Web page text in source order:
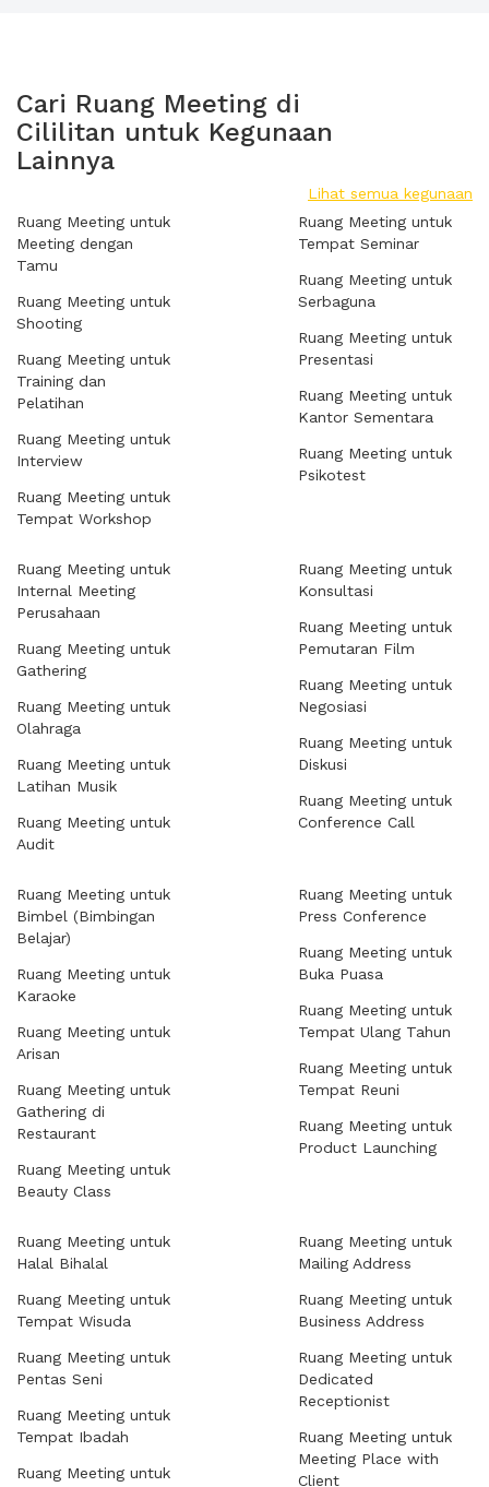
Cari Ruang Meeting di
Cililitan untuk Kegunaan
Lainnya
Lihat semua kegunaan
Ruang Meeting untuk
Meeting dengan
Tamu
Ruang Meeting untuk
Shooting
Ruang Meeting untuk
Training dan
Pelatihan
Ruang Meeting untuk
Interview
Ruang Meeting untuk
Tempat Workshop
Ruang Meeting untuk
Tempat Seminar
Ruang Meeting untuk
Serbaguna
Ruang Meeting untuk
Presentasi
Ruang Meeting untuk
Kantor Sementara
Ruang Meeting untuk
Psikotest
Ruang Meeting untuk
Internal Meeting
Perusahaan
Ruang Meeting untuk
Gathering
Ruang Meeting untuk
Olahraga
Ruang Meeting untuk
Latihan Musik
Ruang Meeting untuk
Audit
Ruang Meeting untuk
Konsultasi
Ruang Meeting untuk
Pemutaran Film
Ruang Meeting untuk
Negosiasi
Ruang Meeting untuk
Diskusi
Ruang Meeting untuk
Conference Call
Ruang Meeting untuk
Bimbel (Bimbingan
Belajar)
Ruang Meeting untuk
Karaoke
Ruang Meeting untuk
Arisan
Ruang Meeting untuk
Gathering di
Restaurant
Ruang Meeting untuk
Beauty Class
Ruang Meeting untuk
Press Conference
Ruang Meeting untuk
Buka Puasa
Ruang Meeting untuk
Tempat Ulang Tahun
Ruang Meeting untuk
Tempat Reuni
Ruang Meeting untuk
Product Launching
Ruang Meeting untuk
Halal Bihalal
Ruang Meeting untuk
Tempat Wisuda
Ruang Meeting untuk
Pentas Seni
Ruang Meeting untuk
Tempat Ibadah
Ruang Meeting untuk
Ruang Meeting untuk
Mailing Address
Ruang Meeting untuk
Business Address
Ruang Meeting untuk
Dedicated
Receptionist
Ruang Meeting untuk
Meeting Place with
Client